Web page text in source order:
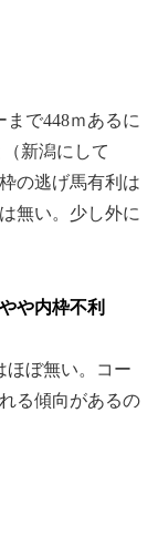
で448ｍあるに
新潟にして
の逃げ馬有利は
無い。少し外に
や内枠不利
ほぼ無い。コー
る傾向があるの